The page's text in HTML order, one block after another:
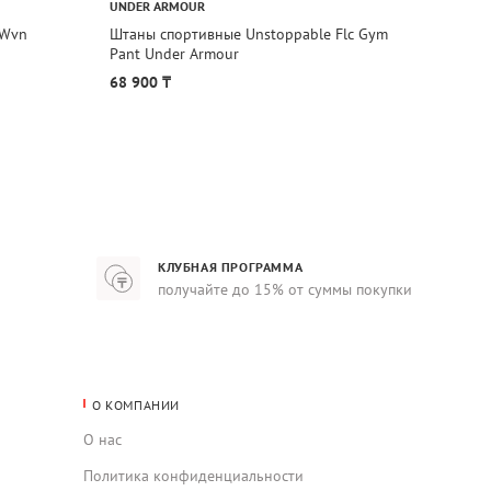
UNDER ARMOUR
Штаны спортивные Unstoppable Flc Gym
Pant Under Armour
68 900 ₸
КЛУБНАЯ ПРОГРАММА
получайте до 15% от суммы покупки
О КОМПАНИИ
О нас
Политика конфиденциальности